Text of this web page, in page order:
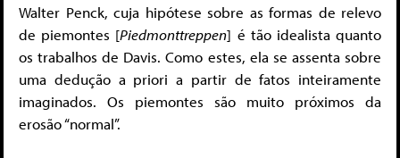
Walter Penck, cuja hipótese sobre as formas de relevo
de piemontes [Piedmonttreppen] é tão idealista quanto
os trabalhos de Davis. Como estes, ela se assenta sobre
uma dedução a priori a partir de fatos inteiramente
imaginados. Os piemontes são muito próximos da
erosão “normal”.